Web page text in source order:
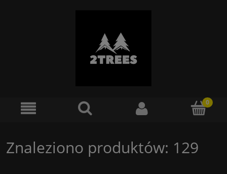
Znaleziono produktów: 129